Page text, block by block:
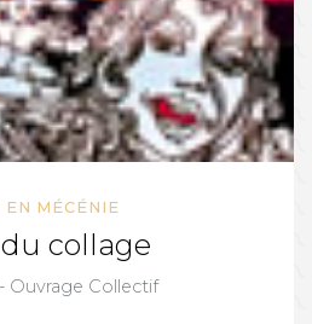
EN MÉCÉNIE
collage
Ouvrage Collectif